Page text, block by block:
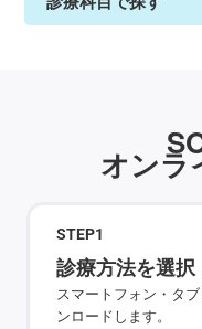
オンラ
STEP1
診療方法を選択
スマートフォン・タ
ンロードします。